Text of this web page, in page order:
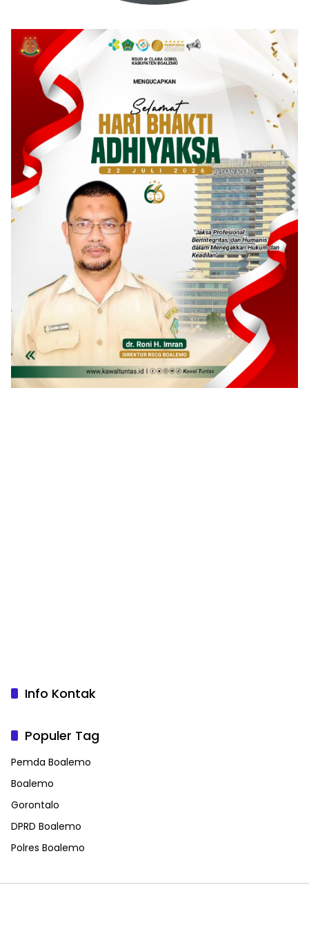
Info Kontak
Populer Tag
Pemda Boalemo
Boalemo
Gorontalo
DPRD Boalemo
Polres Boalemo